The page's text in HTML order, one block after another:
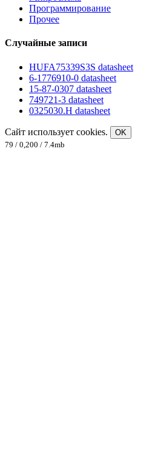
Программирование
Прочее
Случайные записи
HUFA75339S3S datasheet
6-1776910-0 datasheet
15-87-0307 datasheet
749721-3 datasheet
0325030.H datasheet
Сайт использует cookies.
OK
79 / 0,200 / 7.4mb